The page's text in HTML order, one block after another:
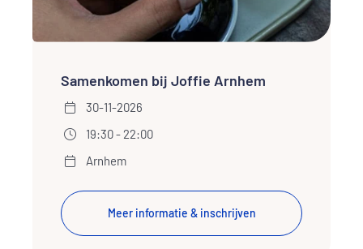
Samenkomen bij Joffie Arnhem
30-11-2026
19:30 - 22:00
Arnhem
Meer informatie & inschrijven